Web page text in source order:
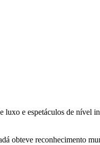
luxo e espetáculos de nível
obteve reconhecimento